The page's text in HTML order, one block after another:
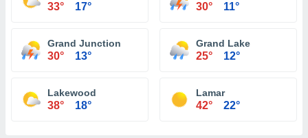
33° 17° 30° 11°
Grand Junction
30° 13°
Grand Lake
25° 12°
Lakewood
38° 18°
Lamar
42° 22°